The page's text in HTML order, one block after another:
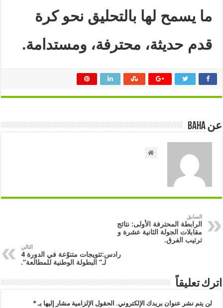
ما يسمح لها بالتحليق نحو كرة
قدم حديثة، محترفة، ومستدامة.
عن Baha
السابق
الرابطة المحترفة الأولى: نتائج
مقابلات الجولة الثانية عشرة و
ترتيب الفرق.
التالي
رادس:تتويجات متنوّعة في الدورة 4
لـ” البطولة الوطنية للمطالعة”.
اترك تعليقاً
لن يتم نشر عنوان بريدك الإلكتروني. الحقول الإلزامية مشار إليها بـ*